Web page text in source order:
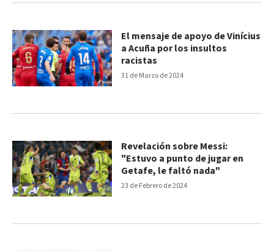
31 de Marzo de 2024
El mensaje de apoyo de Vinícius
a Acuña por los insultos
racistas
23 de Febrero de 2024
Revelación sobre Messi:
"Estuvo a punto de jugar en
Getafe, le faltó nada"